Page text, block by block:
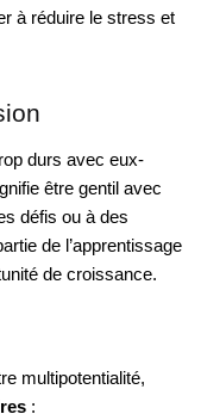
à réduire le stress et
durs avec eux-
être gentil avec
défis ou à des
de l’apprentissage
de croissance.
multipotentialité,
: